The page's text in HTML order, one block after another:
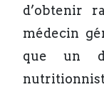
d’obtenir
médecin
que un